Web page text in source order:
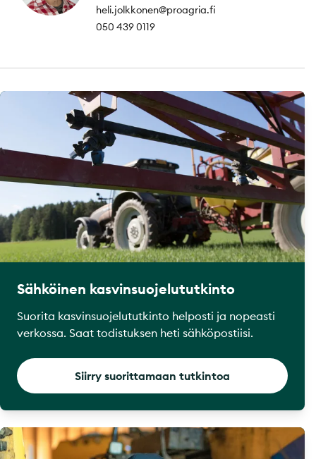
heli.jolkkonen@proagria.fi
050 439 0119
Sähköinen kasvinsuojelututkinto
Suorita kasvinsuojelututkinto helposti ja nopeasti
verkossa. Saat todistuksen heti sähköpostiisi.
Siirry suorittamaan tutkintoa